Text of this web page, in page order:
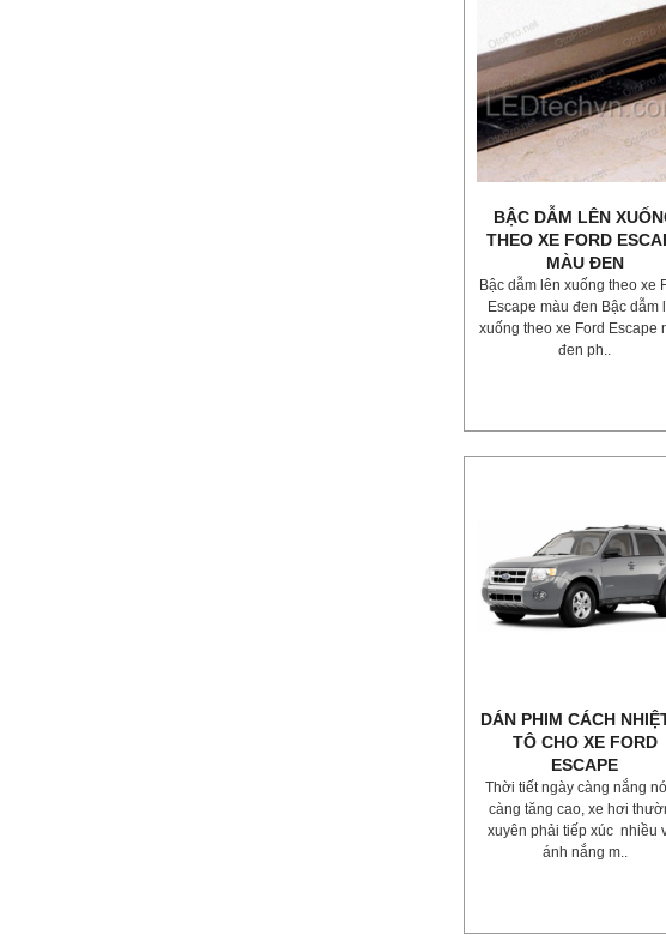
BẬC DẪM LÊN
THEO XE FORD
MÀU ĐEN
Bậc dẫm lên xuống theo xe
Escape màu đen Bậc dẫm
xuống theo xe Ford Escape
đen ph..
DÁN PHIM CÁCH
TÔ CHO XE FORD
ESCAPE
Thời tiết ngày càng nắng
càng tăng cao, xe hơi
xuyên phải tiếp xúc nhiều
ánh nắng m..